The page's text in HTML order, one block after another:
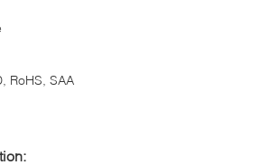
RoHS, SAA